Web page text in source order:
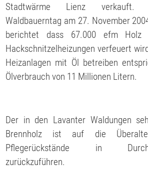
Stadtwärme Lienz verkauft.
Waldbauerntag am 27. November
berichtet dass 67.000 efm
Hackschnitzelheizungen verfeuert
Heizanlagen mit Öl betreiben
Ölverbrauch von 11 Millionen Litern.
Der in den Lavanter Waldungen
Brennholz ist auf die
Pflegerückstände in
zurückzuführen.